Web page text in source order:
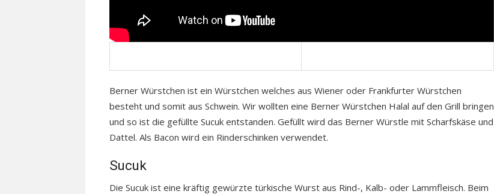
Berner Würstchen ist ein Würstchen welches aus Wiener oder Frankfurter Würstchen
besteht und somit aus Schwein. Wir wollten eine Berner Würstchen Halal auf den Grill bringen
und so ist die gefüllte Sucuk entstanden. Gefüllt wird das Berner Würstle mit Scharfskäse und
Dattel. Als Bacon wird ein Rinderschinken verwendet.
Sucuk
Die Sucuk ist eine kräftig gewürzte türkische Wurst aus Rind-, Kalb- oder Lammfleisch. Beim